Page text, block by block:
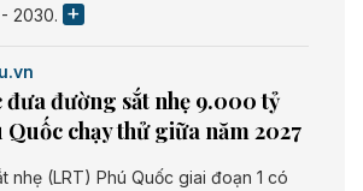
2030.
đưa đường sắt nhẹ 9.000 tỷ
chạy thử giữa năm 2027
nhẹ (LRT) Phú Quốc giai đoạn 1 có